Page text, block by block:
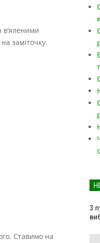
в’яленими
заміточку.
Ставимо на
3